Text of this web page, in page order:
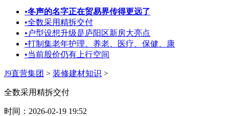
•冬声的名字正在贸易界传得更远了
•全数采用精拆交付
• 户型设想升级是庐阳区新房大亮点
•打制集老年护理、养老、医疗、保健、康
•当前股价仍有上行空间
J9直营集团 > 装修建材知识 >
全数采用精拆交付
时间：2026-02-19 19:52